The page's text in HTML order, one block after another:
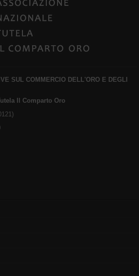
SUL COMMERCIO DELL'ORO E DEGLI
Il Comparto Oro